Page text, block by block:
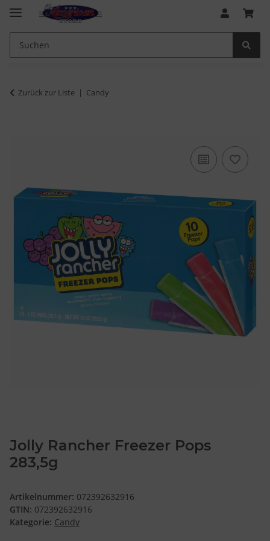
Zurück zur Liste Candy
Jolly Rancher Freezer Pops
283,5g
Artikelnummer: 072392632916
GTIN: 072392632916
Kategorie: Candy